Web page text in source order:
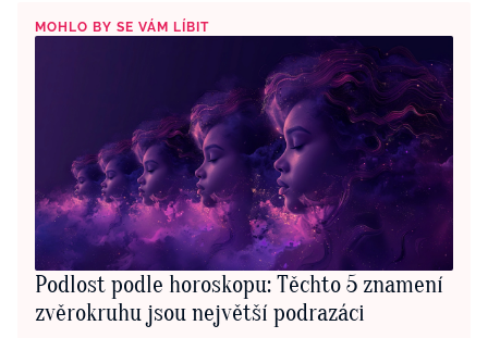
MOHLO BY SE VÁM LÍBIT
Podlost podle horoskopu: Těchto 5 znamení
zvěrokruhu jsou největší podrazáci